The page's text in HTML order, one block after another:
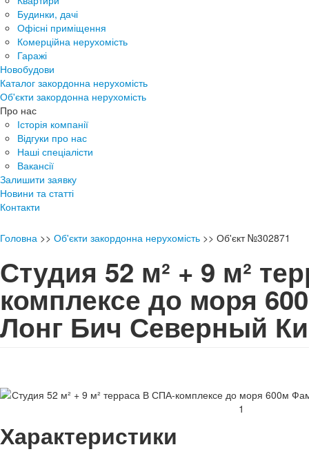
Будинки, дачі
Офісні приміщення
Комерційна нерухомість
Гаражі
Новобудови
Каталог закордонна нерухомість
Об'єкти закордонна нерухомість
Про нас
Історія компанії
Відгуки про нас
Наші спеціалісти
Вакансії
Залишити заявку
Новини та статті
Контакти
Головна >> Об'єкти закордонна нерухомість >> Об'єкт №302871
Студия 52 м² + 9 м²
комплексе до моря
Лонг Бич Северный
Характеристики